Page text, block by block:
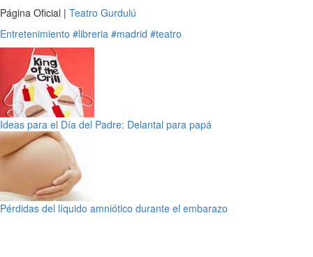
Página Oficial | Teatro Gurdulú
Entretenimiento #libreria #madrid #teatro
Ideas para el Día del Padre: Delantal para papá
Pérdidas del líquido amniótico durante el embarazo